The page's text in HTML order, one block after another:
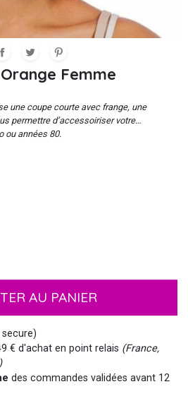
Femme
une coupe courte avec frange, une
permettre d’accessoiriser votre
ou années 80.
AU PANIER
secure)
€ d'achat en point relais (France,
des commandes validées avant 12